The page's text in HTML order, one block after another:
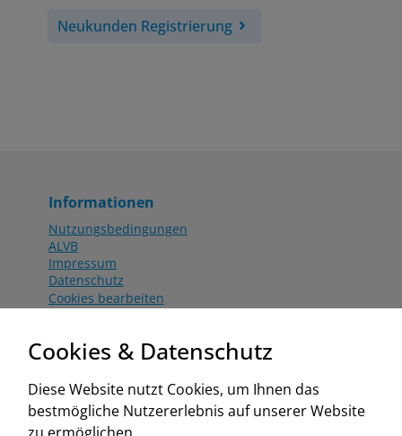
Neukunden Registrierung
Informationen
Nutzungsbedingungen
ALVB
Impressum
Datenschutz
Cookies bearbeiten
Aktionsbedingungen
www.worahnik.at
Zentrale Köttlach
Cookies & Datenschutz
Diese Website nutzt Cookies, um Ihnen das
bestmögliche Nutzererlebnis auf unserer Website